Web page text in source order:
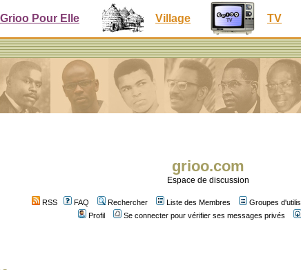
Grioo Pour Elle Village TV
grioo.com
Espace de discussion
RSS FAQ Rechercher Liste des Membres Groupes
Profil
Se connecter pour vérifier ses messages privés